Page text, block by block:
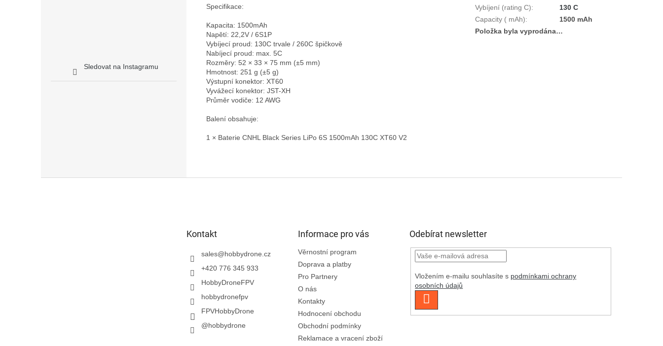
Sledovat na Instagramu
Specifikace:
Kapacita: 1500mAh
Napětí: 22,2V / 6S1P
Vybíjecí proud: 130C trvale / 260C špičkově
Nabíjecí proud: max. 5C
Rozměry: 52 × 33 × 75 mm (±5 mm)
Hmotnost: 251 g (±5 g)
Výstupní konektor: XT60
Vyvážecí konektor: JST-XH
Průměr vodiče: 12 AWG
Balení obsahuje:
1 × Baterie CNHL Black Series LiPo 6S 1500mAh 130C XT60 V2
Vybíjení (rating C):
130 C
Capacity ( mAh):
1500 mAh
Položka byla vyprodána…
Kontakt
sales@hobbydrone.cz
+420 776 345 933
HobbyDroneFPV
hobbydronefpv
FPVHobbyDrone
@hobbydrone
Informace pro vás
Věrnostní program
Doprava a platby
Pro Partnery
O nás
Kontakty
Hodnocení obchodu
Obchodní podmínky
Reklamace a vracení zboží
Odebírat newsletter
Vložením e-mailu souhlasíte s podmínkami ochrany
osobních údajů
SE